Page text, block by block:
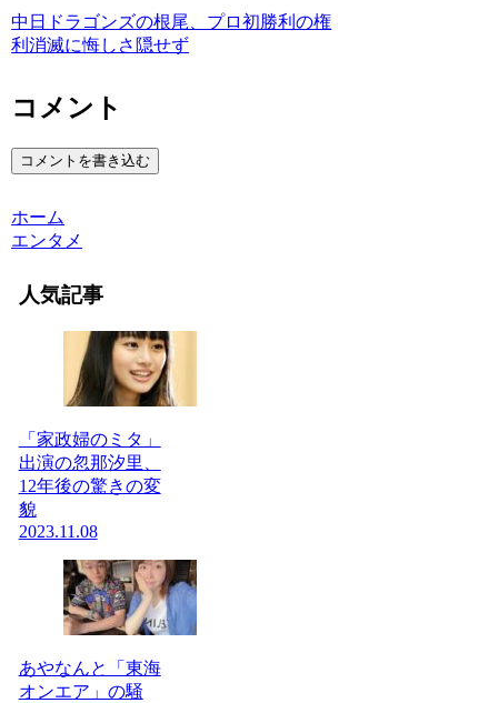
中日ドラゴンズの根尾、プロ初勝利の権
利消滅に悔しさ隠せず
コメント
コメントを書き込む
ホーム
エンタメ
人気記事
「家政婦のミタ」
出演の忽那汐里、
12年後の驚きの変
貌
2023.11.08
あやなんと「東海
オンエア」の騒